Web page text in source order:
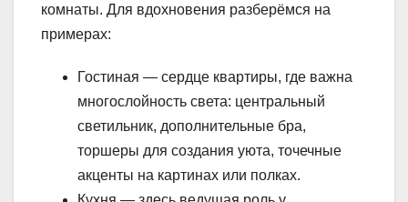
комнаты. Для вдохновения разберёмся на
примерах:
Гостиная — сердце квартиры, где важна
многослойность света: центральный
светильник, дополнительные бра,
торшеры для создания уюта, точечные
акценты на картинах или полках.